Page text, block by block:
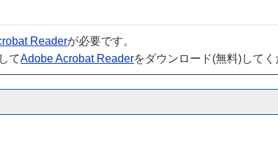
Readerが必要です。
てAdobe Acrobat Readerをダウンロード(無料)してく